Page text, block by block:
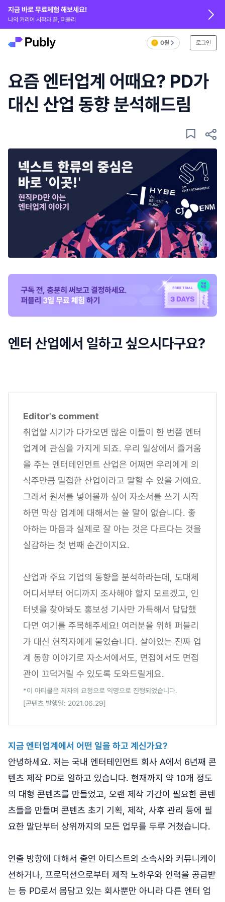
지금 바로 무료체험 해보세요!
나의 커리어 시작과 끝, 퍼블리
0원 로그인
요즘 엔터업계 어때요? PD가
대신 산업 동향 분석해드림
엔터 산업에서 일하고 싶으시다구요?
Editor's comment
취업할 시기가 다가오면 많은 이들이 한 번쯤 엔터
업계에 관심을 가지게 되죠. 우리 일상에서 즐거움
을 주는 엔터테인먼트 산업은 어쩌면 우리에게 의
식주만큼 밀접한 산업이라고 말할 수 있을 거예요.
그래서 원서를 넣어볼까 싶어 자소서를 쓰기 시작
하면 막상 업계에 대해서는 쓸 말이 없습니다. 좋
아하는 마음과 실제로 잘 아는 것은 다르다는 것을
실감하는 첫 번째 순간이지요.
산업과 주요 기업의 동향을 분석하라는데, 도대체
어디서부터 어디까지 조사해야 할지 모르겠고, 인
터넷을 찾아봐도 홍보성 기사만 가득해서 답답했
다면 여기를 주목해주세요! 여러분을 위해 퍼블리
가 대신 현직자에게 물었습니다. 살아있는 진짜 업
계 동향 이야기로 자소서에서도, 면접에서도 면접
관이 끄덕거릴 수 있도록 도와드릴게요.
*이 아티클은 저자의 요청으로 익명으로 진행되었습니다.
[콘텐츠 발행일: 2021.06.29]
지금 엔터업계에서 어떤 일을 하고 계신가요?
안녕하세요. 저는 국내 엔터테인먼트 회사 A에서 6년째 콘
텐츠 제작 PD로 일하고 있습니다. 현재까지 약 10개 정도
의 대형 콘텐츠를 만들었고, 오랜 제작 기간이 필요한 콘텐
츠들을 만들며 콘텐츠 초기 기획, 제작, 사후 관리 등에 필
요한 말단부터 상위까지의 모든 업무를 두루 거쳤습니다.
연출 방향에 대해서 출연 아티스트의 소속사와 커뮤니케이
션하거나, 프로덕션으로부터 제작 노하우와 인력을 공급받
는 등 PD로서 몸담고 있는 회사뿐만 아니라 다른 엔터 업